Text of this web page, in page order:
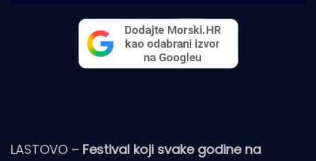
LASTOVO – Festival koji svake godine na